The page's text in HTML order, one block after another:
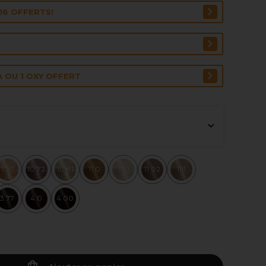
OFFERTS!
OU 1 OXY OFFERT
10.5 10.72 10.81 11.0 11.02 11.1
3.77 4.0 4.00